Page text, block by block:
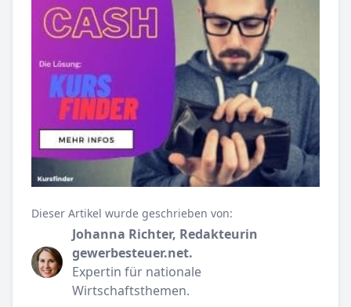
Dieser Artikel wurde geschrieben von:
Johanna Richter, Redakteurin
gewerbesteuer.net.
Expertin für nationale
Wirtschaftsthemen.